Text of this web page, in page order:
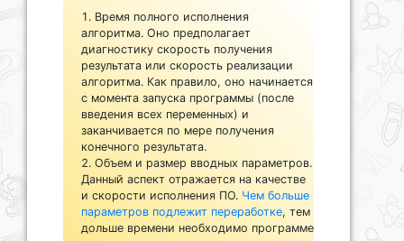
Время полного исполнения
алгоритма. Оно предполагает
диагностику скорость получения
результата или скорость реализации
алгоритма. Как правило, оно начинается
с момента запуска программы (после
введения всех переменных) и
заканчивается по мере получения
конечного результата.
Объем и размер вводных параметров.
Данный аспект отражается на качестве
и скорости исполнения ПО. Чем больше
параметров подлежит переработке, тем
дольше времени необходимо программе